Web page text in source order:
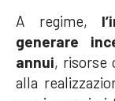
A regime,
generare
annui, risorse
alla